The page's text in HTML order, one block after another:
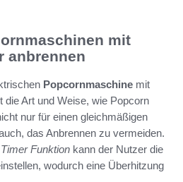
mit
anbrennen
Popcornmaschine mit
die Art und Weise, wie Popcorn
nur für einen gleichmäßigen
das Anbrennen zu vermeiden.
Funktion kann der Nutzer die
wodurch eine Überhitzung